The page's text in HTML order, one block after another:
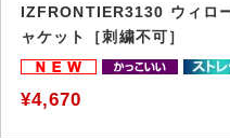
IZFRONTIER3130 ウィロ
ャケット［刺繍不可］
¥4,670